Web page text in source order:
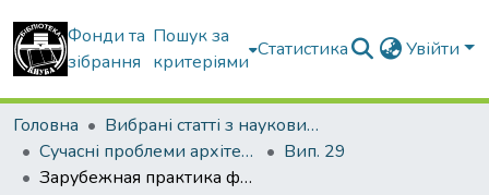
Фонди та
зібрання
Пошук за
критеріями
Статистика Увійти
Головна
Вибрані статті з наукових збірників КНУБА
Сучасні проблеми архітектури та містобудування
Вип. 29
Зарубежная практика формирования учебных заведений архитектурно-художественного образования ХХ века